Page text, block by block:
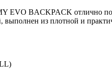
BACKPACK отлично
из плотной и